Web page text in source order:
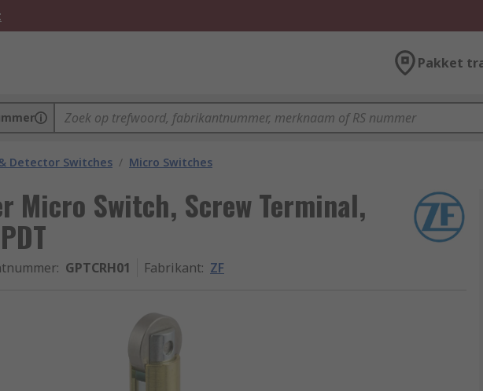
Pakket
Detector Switches / Micro Switches
Micro Switch, Screw Terminal,
: GPTCRH01 Fabrikant: ZF